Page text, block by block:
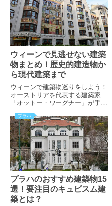
ウィーンで見逃せない建築
物まとめ！歴史的建造物か
ら現代建築まで
ウィーンで建築物巡りをしよう！
オーストリアを代表する建築家
「オットー・ワーグナー」が手掛
ダニズム建築の重要な建築物は劣
化していた？オーストリアで最も
高いビルの外観とは？
プラハ
プラハのおすすめ建築物15
選！要注目のキュビスム建
築とは？